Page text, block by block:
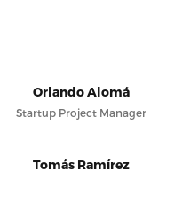
Orlando Alomá
Startup Project Manager
Tomás Ramírez